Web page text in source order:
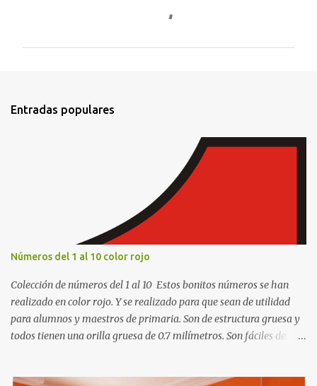
t
Entradas populares
Números del 1 al 10 color rojo
Colección de números del 1 al 10 Estos bonitos números se han
realizado en color rojo. Y se realizado para que sean de utilidad
para alumnos y maestros de primaria. Son de estructura gruesa y
todos tienen una orilla gruesa de 0.7 milímetros. Son fáciles de